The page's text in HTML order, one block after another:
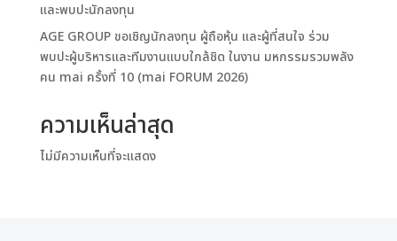
และพบปะนักลงทุน
AGE GROUP ขอเชิญนักลงทุน ผู้ถือหุ้น และผู้ที่สนใจ ร่วม
พบปะผู้บริหารและทีมงานแบบใกล้ชิด ในงาน มหกรรมรวมพลัง
คน mai ครั้งที่ 10 (mai FORUM 2026)
ความเห็นล่าสุด
ไม่มีความเห็นที่จะแสดง